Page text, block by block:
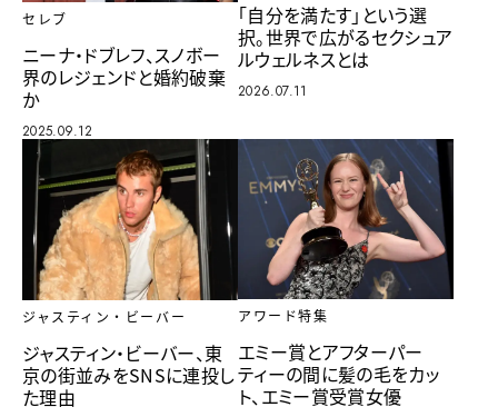
セレブ
ニーナ・ドブレフ、スノボー
界のレジェンドと婚約破棄
か
2025.09.12
「自分を満たす」という選
択。世界で広がるセクシュア
ルウェルネスとは
2026.07.11
ジャスティン・ビーバー
ジャスティン・ビーバー、東
京の街並みをSNSに連投し
た理由
アワード特集
エミー賞とアフターパー
ティーの間に髪の毛をカッ
ト、エミー賞受賞女優